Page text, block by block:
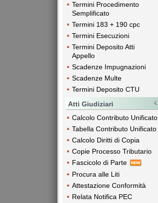
Termini Procedimento
Semplificato
Termini 183 + 190 cpc
Termini Esecuzioni
Termini Deposito Atti
Appello
Scadenze Impugnazioni
Scadenze Multe
Termini Deposito CTU
Atti Giudiziari
Calcolo Contributo Unificato
Tabella Contributo Unificato
Calcolo Diritti di Copia
Copie Processo Tributario
Fascicolo di Parte
Procura alle Liti
Attestazione Conformità
Relata Notifica PEC